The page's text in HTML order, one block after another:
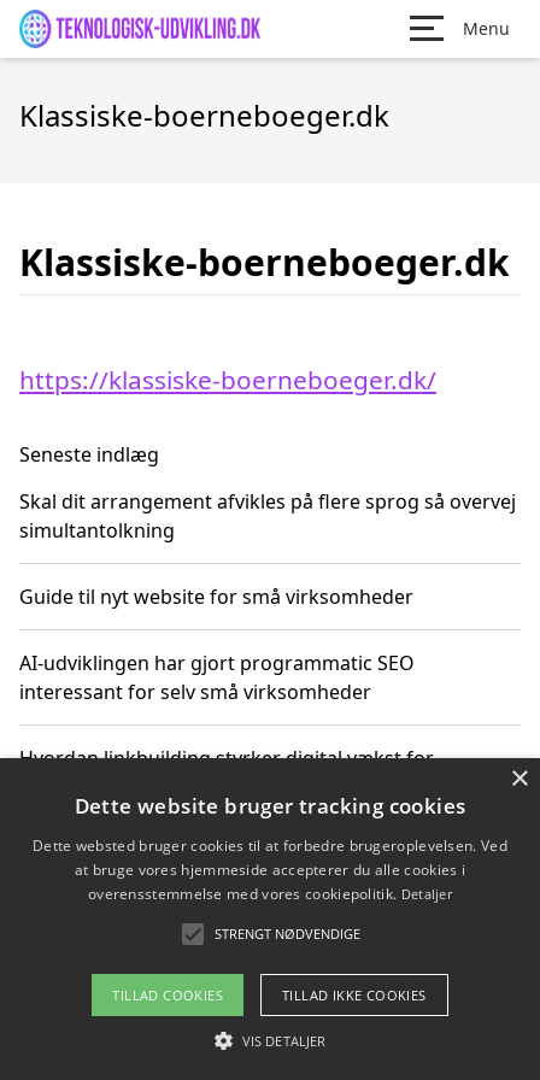
Menu
Klassiske-boerneboeger.dk
Klassiske-boerneboeger.dk
https://klassiske-boerneboeger.dk/
Seneste indlæg
Skal dit arrangement afvikles på flere sprog så overvej
simultantolkning
Guide til nyt website for små virksomheder
AI-udviklingen har gjort programmatic SEO
interessant for selv små virksomheder
Hvordan linkbuilding styrker digital vækst for
Sådan har udviklingen inden for genbrug af elektronik
ændret sig
Copyright 2026 - Pilanto Aps
Om / kontakt
×
Dette website bruger tracking cookies
Dette websted bruger cookies til at forbedre brugeroplevelsen. Ved
at bruge vores hjemmeside accepterer du alle cookies i
overensstemmelse med vores cookiepolitik. Detaljer
STRENGT NØDVENDIGE
TILLAD COOKIES TILLAD IKKE COOKIES
VIS DETALJER